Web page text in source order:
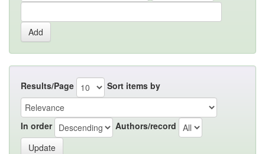
Results/Page Sort items by
In order Authors/record